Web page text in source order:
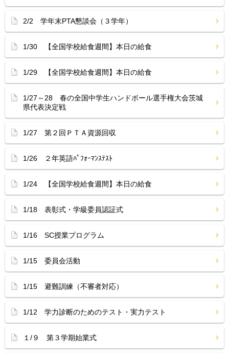
2/2 学年末PTA懇談会（３学年）
1/30 【全国学校給食週間】本日の給食
1/29 【全国学校給食週間】本日の給食
1/27～28 春の全国中学生ハンドボール選手権大会茨城
県代表決定戦
1/27 第２回ＰＴＡ資源回収
1/26 ２年英語ﾊﾟﾌｫｰﾏﾝｽﾃｽﾄ
1/24 【全国学校給食週間】本日の給食
1/18 表彰式・学級委員認証式
1/16 SC授業プログラム
1/15 委員会活動
1/15 避難訓練（不審者対応）
1/12 学力診断のためのテスト・実力テスト
１/９ 第３学期始業式